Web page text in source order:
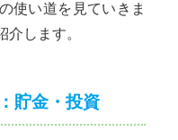
使い道を見ていきま
介します。
貯金・投資